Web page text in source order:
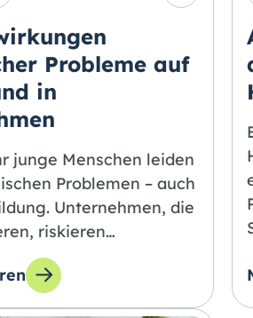
verstehen
Probleme auf
in
junge Menschen leiden
Problemen – auch
Unternehmen, die
riskieren…
Die Auswirkungen